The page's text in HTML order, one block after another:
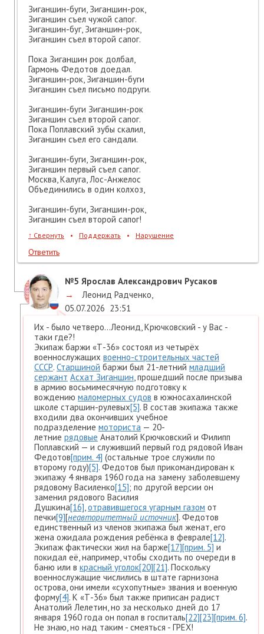
Зиганшин-буги, Зиганшин-рок,
Зиганшин съел чужой сапог.
Зиганшин-буг, Зиганшин-рок,
Зиганшин съел второй сапог.
Пока Зиганшин рок долбал,
Гармонь Федотов доедал.
Зиганшин-рок, Зиганшин-буги
Зиганшин съел письмо подруги.
Зиганшин-буги Зиганшин-рок
Зиганшин съел второй сапог.
Пока Поплавский зубы скалил,
Зиганшин съел его сандали.
Зиганшин-буги, Зиганшин-рок,
Зиганшин первый съел сапог.
Москва, Калуга, Лос-Анжелос
Объединились в один колхоз,
Зиганшин-буги, Зиганшин-рок,
Зиганшин съел второй сапог!
↑ Свернуть • Поддержать • Нарушение
Ответить
№5 Ярослав Александрович Русаков
→
Леонид Радченко,
05.07.2026 23:51
Их - было четверо...Леонид, Крючковский - у Вас -
таки где?!
Экипаж баржи «Т-36» состоял из четырёх
военнослужащих военно-строительных частей
СССР. Старшиной баржи был 21-летний младший
сержант Асхат Зиганшин, прошедший после призыва
в армию восьмимесячную подготовку к
вождению маломерных судов в южносахалинской
школе старшин-рулевых[5]. В состав экипажа также
входили два окончивших учебное
подразделение моториста — 20-
летние рядовые Анатолий Крючковский и Филипп
Поплавский — и служивший первый год рядовой Иван
Федотов[прим. 4] (остальные трое служили по
второму году)[5]. Федотов был прикомандирован к
экипажу 4 января 1960 года на замену заболевшему
рядовому Василенко[15]; по другой версии он
заменил рядового Василия
Душкина[16],отравившегося угарным газом от
печки[9][неавторитетный источник]. Федотов
единственный из членов экипажа был женат, его
жена ожидала рождения ребёнка в феврале[12].
Экипаж фактически жил на барже[17][прим. 5] и
покидал её, например, чтобы сходить по очереди в
баню или в красный уголок[20][21]. Поскольку
военнослужащие числились в штате гарнизона
острова, они имели «сухопутные» звания и военную
форму[4]. К «Т-36» был также приписан радист
Анатолий Лелетин, но за несколько дней до 17
января 1960 года он попал в госпиталь[22][23][прим. 6].
Не знаю, но над таким - смеяться - ГРЕХ!